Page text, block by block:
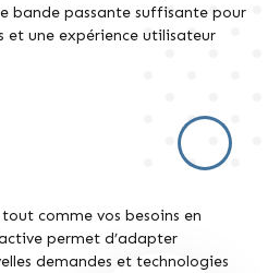
bande passante suffisante pour
et une expérience utilisateur
comme vos besoins en
permet d’adapter
demandes et technologies